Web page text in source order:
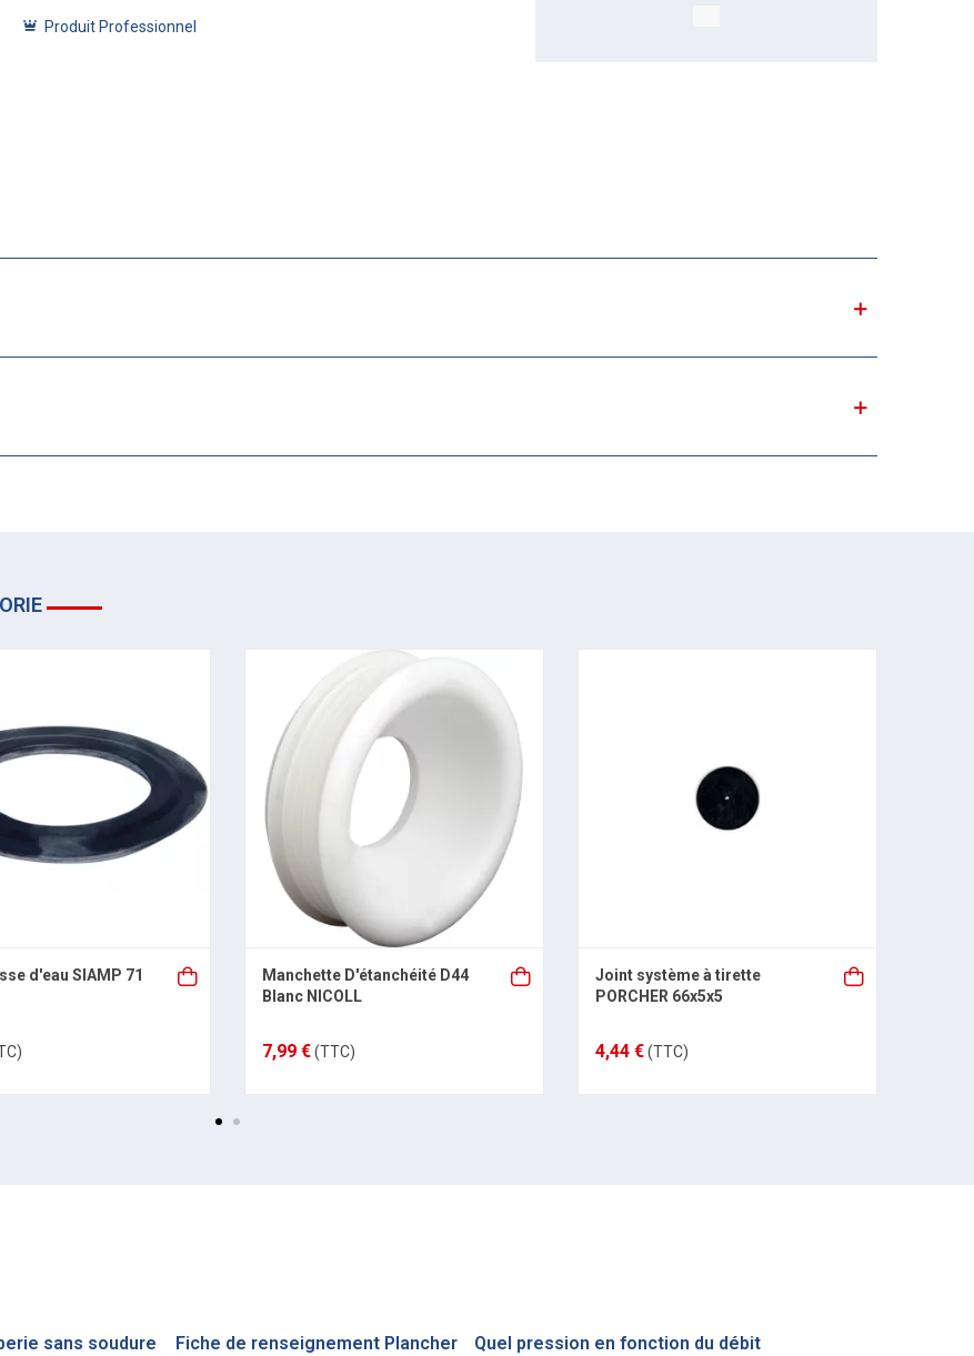
Produit Professionnel
d'eau SIAMP 71
Manchette D'étanchéité D44
Blanc NICOLL
7,99 €(TTC)
Joint système à tirette
PORCHER 66x5x5
4,44 €(TTC)
sans soudure
Fiche de renseignement Plancher
Quel pression en fonction du débit